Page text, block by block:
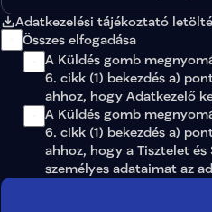
Adatkezelési tájékoztató
Összes elfogadása
A Küldés gomb
6. cikk (1) bekezdés a)
ahhoz, hogy Adatkezelő
A Küldés gomb
6. cikk (1) bekezdés a)
ahhoz, hogy a Tisztelet és
személyes adataimat az